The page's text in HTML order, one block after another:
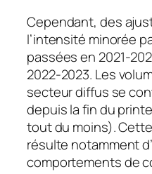
Cependant, des
l’intensité minorée
passées en 2021-
2022-2023. Les
secteur diffus se
depuis la fin du
tout du moins).
résulte notamment
comportements de